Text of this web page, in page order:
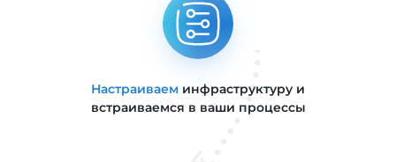
Настраиваем инфраструктуру и
встраиваемся в ваши процессы